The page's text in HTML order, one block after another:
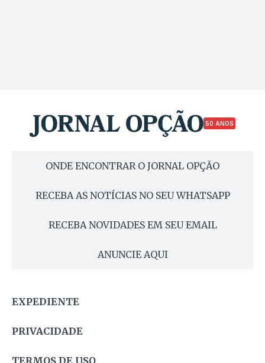
50 ANOS
ONDE ENCONTRAR O JORNAL OPÇÃO
RECEBA AS NOTÍCIAS NO SEU WHATSAPP
RECEBA NOVIDADES EM SEU EMAIL
ANUNCIE AQUI
EXPEDIENTE
PRIVACIDADE
TERMOS DE USO